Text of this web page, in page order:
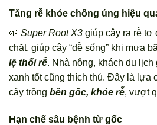
Tăng rễ khỏe chống úng hiệu
🌱 Super Root X3 giúp cây ra rễ tơ
chặt, giúp cây “dễ sống” khi mưa
lệ thối rễ. Nhà nông, khách du
xanh tốt cũng thích thú. Đây là lựa
cây trồng bền gốc, khỏe rễ, vượt
Hạn chế sâu bệnh từ gốc